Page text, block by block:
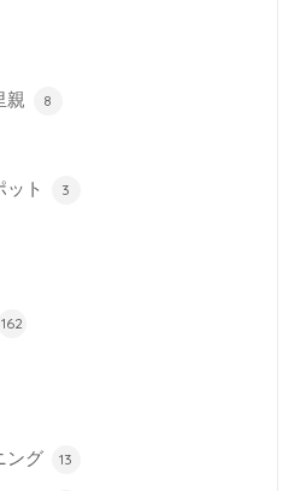
親 8
ット 3
162
ング 13